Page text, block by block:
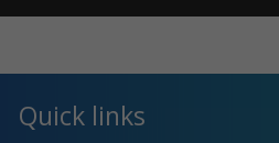
Quick links